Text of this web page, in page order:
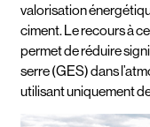
valorisation
ciment. Le recours à
permet de réduire
serre (GES) dans
utilisant uniquement